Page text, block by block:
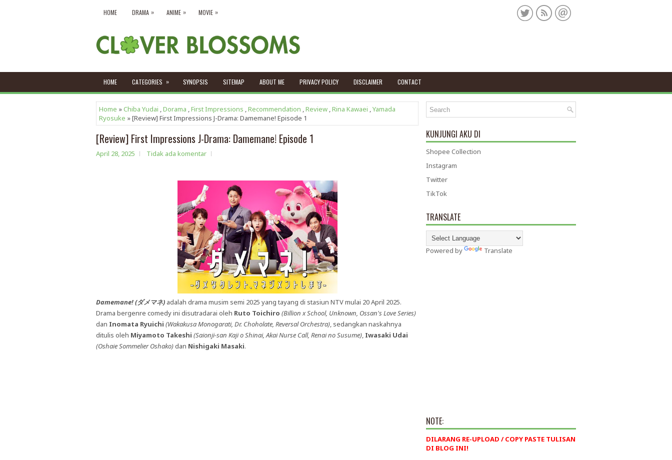
HOME DRAMA » ANIME » MOVIE »
HOME CATEGORIES » SYNOPSIS SITEMAP ABOUT ME PRIVACY POLICY DISCLAIMER CONTACT
Home »Chiba Yudai ,Dorama ,First Impressions ,Recommendation ,Review ,Rina Kawaei ,Yamada
Ryosuke » [Review] First Impressions J-Drama: Damemane! Episode 1
[Review] First Impressions J-Drama: Damemane! Episode 1
April 28, 2025 Tidak ada komentar
Damemane! (ダメマネ) adalah drama musim semi 2025 yang tayang di stasiun NTV mulai 20 April 2025.
Drama bergenre comedy ini disutradarai oleh Ruto Toichiro (Billion x School, Unknown, Ossan's Love Series)
dan Inomata Ryuichi (Wakakusa Monogarati, Dr. Choholate, Reversal Orchestra), sedangkan naskahnya
ditulis oleh Miyamoto Takeshi (Saionji-san Kaji o Shinai, Akai Nurse Call, Renai no Susume), Iwasaki Udai
(Oshaie Sommelier Oshako)dan Nishigaki Masaki.
KUNJUNGI AKU DI
Shopee Collection
Instagram
Twitter
TikTok
TRANSLATE
Powered by Translate
NOTE:
DILARANG RE-UPLOAD / COPY PASTE TULISAN
DI BLOG INI!